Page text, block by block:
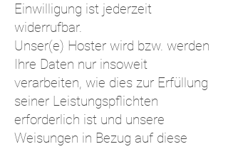
Einwilligung ist jederzeit
widerrufbar.
Unser(e) Hoster wird bzw. werden
Ihre Daten nur insoweit
verarbeiten, wie dies zur Erfüllung
seiner Leistungspflichten
erforderlich ist und unsere
Weisungen in Bezug auf diese